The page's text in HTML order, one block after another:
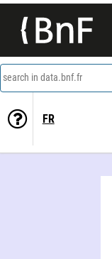
search in data.bnf.fr
FR